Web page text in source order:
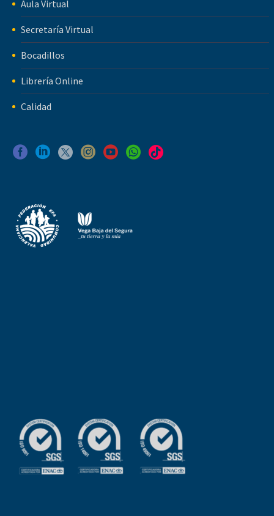
Aula Virtual
Secretaría Virtual
Bocadillos
Librería Online
Calidad